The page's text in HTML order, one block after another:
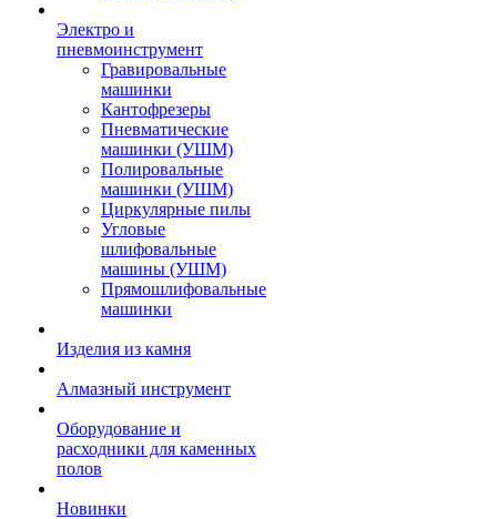
Электро и
пневмоинструмент
Гравировальные
машинки
Кантофрезеры
Пневматические
машинки (УШМ)
Полировальные
машинки (УШМ)
Циркулярные пилы
Угловые
шлифовальные
машины (УШМ)
Прямошлифовальные
машинки
Изделия из камня
Алмазный инструмент
Оборудование и
расходники для каменных
полов
Новинки